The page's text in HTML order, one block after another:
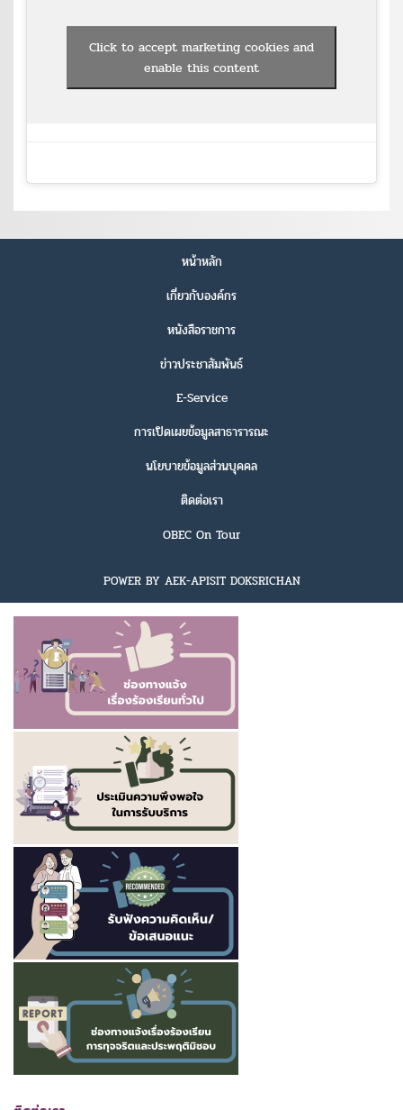
Click to accept marketing cookies and
enable this content
หน้าหลัก
เกี่ยวกับองค์กร
หนังสือราชการ
ข่าวประชาสัมพันธ์
E-Service
การเปิดเผยข้อมูลสาธารารณะ
นโยบายข้อมูลส่วนบุคคล
ติดต่อเรา
OBEC On Tour
POWER BY AEK-APISIT DOKSRICHAN